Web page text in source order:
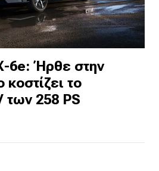
6e: Ήρθε στην
το
των 258 PS